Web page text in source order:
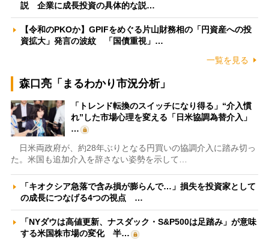
説 企業に成長投資の具体的な説…
【令和のPKOか】GPIFをめぐる片山財務相の「円資産への投
資拡大」発言の波紋 「国債重視」…
一覧を見る
森口亮「まるわかり市況分析」
「トレンド転換のスイッチになり得る」“介入慣
れ”した市場心理を変える「日米協調為替介入」
…
日米両政府が、約28年ぶりとなる円買いの協調介入に踏み切っ
た。米国も追加介入を辞さない姿勢を示して…
「キオクシア急落で含み損が膨らんで…」損失を投資家として
の成長につなげる4つの視点 …
「NYダウは高値更新、ナスダック・S&P500は足踏み」が意味
する米国株市場の変化 半…